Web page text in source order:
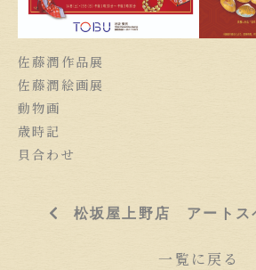
佐藤潤作品展
佐藤潤絵画展
動物画
歳時記
貝合わせ
松坂屋上野店 アート
一覧に戻る